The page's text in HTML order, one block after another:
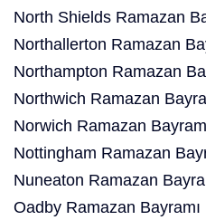
North Shields Ramazan
Northallerton Ramazan
Northampton Ramazan
Northwich Ramazan
Norwich Ramazan
Nottingham Ramazan
Nuneaton Ramazan
Oadby Ramazan